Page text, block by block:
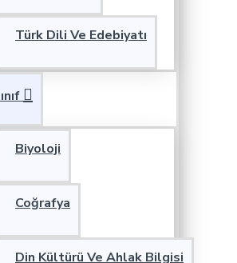
Türk Dili Ve Edebiyatı
Biyoloji
Coğrafya
Din Kültürü Ve Ahlak Bilgisi